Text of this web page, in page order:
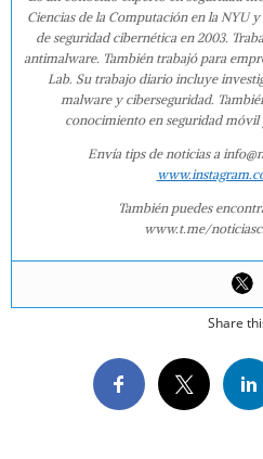
Ciencias de la Computación en la NYU
de seguridad cibernética en 2003.
antimalware. También trabajó para
Lab. Su trabajo diario incluye
malware y ciberseguridad.
conocimiento en seguridad
Envía tips de noticias a
También puedes
www.t.me/
Share